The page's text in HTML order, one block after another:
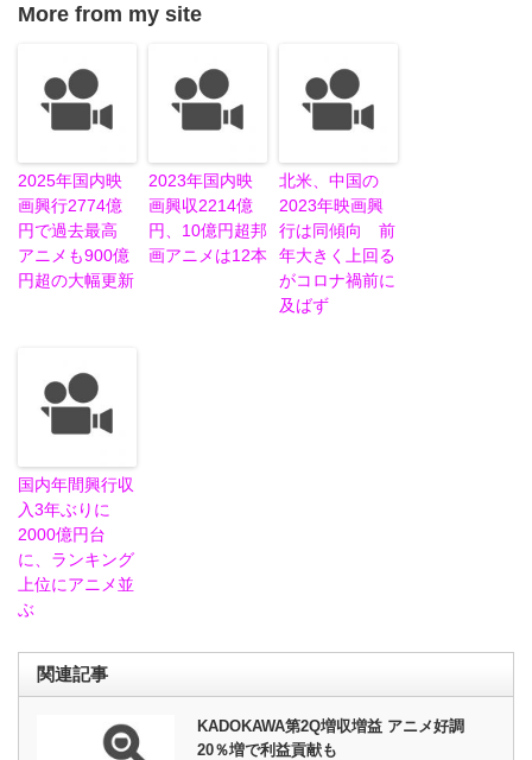
More from my site
2025年国内映
画興行2774億
円で過去最高
アニメも900億
円超の大幅更新
2023年国内映
画興収2214億
円、10億円超邦
画アニメは12本
北米、中国の
2023年映画興
行は同傾向 前
年大きく上回る
がコロナ禍前に
及ばず
国内年間興行収
入3年ぶりに
2000億円台
に、ランキング
上位にアニメ並
ぶ
関連記事
KADOKAWA第2Q増収増益 アニメ好調
20％増で利益貢献も